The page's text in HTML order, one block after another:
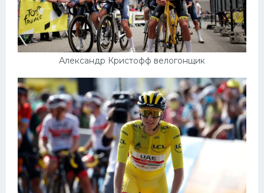
Александр Кристофф велогонщик